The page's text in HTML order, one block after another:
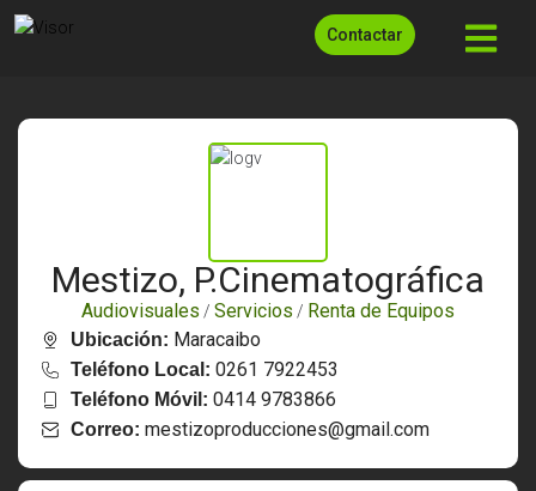
Contactar
Mestizo, P.Cinematográfica
Audiovisuales / Servicios / Renta de Equipos
Ubicación: Maracaibo
Teléfono Local: 0261 7922453
Teléfono Móvil: 0414 9783866
Correo: mestizoproducciones@gmail.com